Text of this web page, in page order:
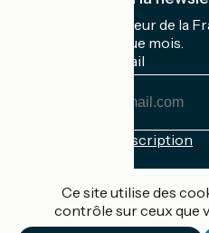
Recevez le meilleur de la
boîte mail chaque mois.
Mon adresse mail
Conditions d'inscription
Ce site utilise des
contrôle sur ceux que